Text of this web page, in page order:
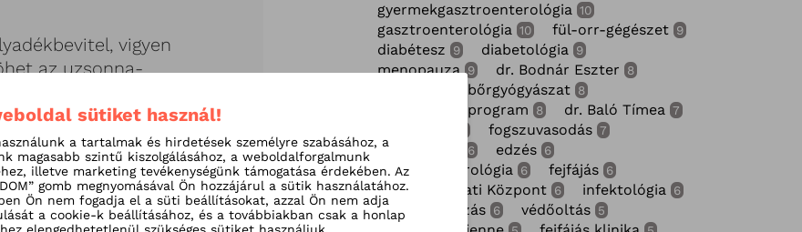
vigyen
az uzsonna-
jó minőségű
ötlet egy alma vagy
zacskó hozzáadott
zab alapú kekszet,
A tejes italok
gyermekgasztroenterológia 10
gasztroenterológia 10 fül-orr-gégészet 9
diabétesz 9 diabetológia 9
menopauza 9 dr. Bodnár Eszter 8
bőrgyógyászat 8
menopauza-program 8 dr. Baló Tímea 7
fogszuvasodás 7
allergológia 6 edzés 6
gyermekneurológia 6 fejfájás 6
RMC Fogászati Központ 6 infektológia 6
fogszabályozás 6 védőoltás 5
sütiket használ!
a tartalmak és hirdetések személyre szabásához, a
magasabb szintű kiszolgálásához, a weboldalforgalmunk
illetve marketing tevékenységünk támogatása érdekében. Az
gomb megnyomásával Ön hozzájárul a sütik használatához.
Ön nem fogadja el a süti beállításokat, azzal Ön nem adja
a cookie-k beállításához, és a továbbiakban csak a honlap